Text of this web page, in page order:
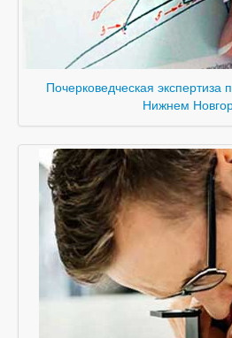
Почерковедческая экспертиза
Нижнем